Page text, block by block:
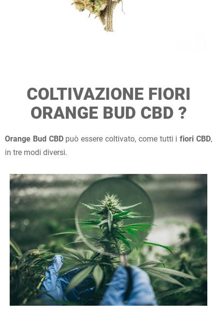
COLTIVAZIONE FIORI
ORANGE BUD CBD ?
Orange Bud CBDpuò essere coltivato, come tutti ifiori CBD,
in tre modi diversi.